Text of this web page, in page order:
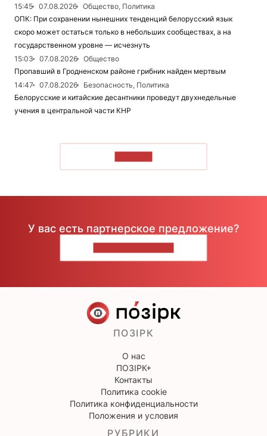
15:45
07.08.2026
Общество, Политика
ОПК: При сохранении нынешних тенденций белорусский язык
скоро может остаться только в небольших сообществах, а на
государственном уровне — исчезнуть
15:03
07.08.2026
Общество
Пропавший в Гродненском районе грибник найден мертвым
14:47
07.08.2026
Безопасность, Политика
Белорусские и китайские десантники проведут двухнедельные
учения в центральной части КНР
У вас есть партнерское предложение?
ПОЗІРК
О нас
ПОЗІРК+
Контакты
Политика cookie
Политика конфиденциальности
Положения и условия
РУБРИКИ